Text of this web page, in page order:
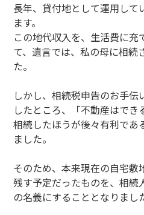
長年、貸付地として運用して
ます。
この地代収入を、生活費に充
て、遺言では、私の母に相続
た。
しかし、相続税申告のお手伝
したところ、「不動産はでき
相続したほうが後々有利であ
ました。
そのため、本来現在の自宅
残す予定だったものを、相続
の名義にすることとなりまし